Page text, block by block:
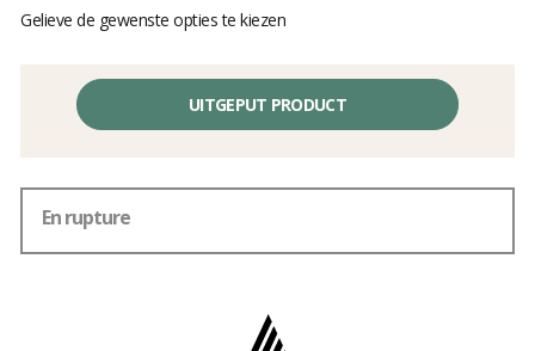
Gelieve de gewenste opties te kiezen
UITGEPUT PRODUCT
En rupture